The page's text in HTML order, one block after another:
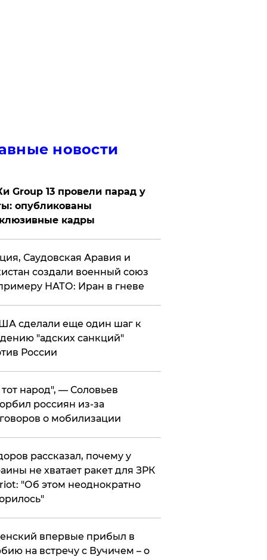
новости
Group 13 провели парад у
опубликованы
кадры
Саудовская Аравия и
создали военный союз
НАТО: Иран в гневе
сделали еще один шаг к
"адских санкций"
России
народ", — Соловьев
россиян из-за
о мобилизации
рассказал, почему у
не хватает ракет для ЗРК
"Об этом неоднократно
впервые прибыл в
на встречу с Вучичем – о